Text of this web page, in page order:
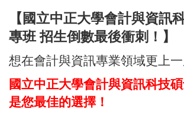
【國立中正大學會計與資訊
專班 招生倒數最後衝刺！】
想在會計與資訊專業領域更上一
國立中正大學會計與資訊科技
是您最佳的選擇！